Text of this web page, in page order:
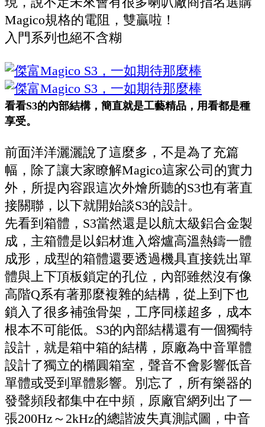
Magico規格的電阻，雙贏啦！
入門系列也絕不含糊
看看S3的內部結構，簡直就是工藝精品，用看都是種
享受。
前面洋洋灑灑說了這麼多，不是為了充篇
幅，除了讓大家瞭解Magico這家公司的實力
外，所提內容跟這次外燴所聽的S3也有著直
接關聯，以下就開始談S3的設計。
先看到箱體， S3當然還是以航太級鋁合金製
成，主箱體是以鋁材進入熔爐高溫熱鑄一體
成形，成型的箱體還要透過機具直接銑出單
體與上下頂板鎖定的孔位，內部雖然沒有像
高階Q系有著那麼複雜的結構，從上到下也
鎖入了很多補強骨架，工序同樣超多，成本
根本不可能低。 S3的內部結構還有一個獨特
設計，就是箱中箱的結構，原廠為中音單體
設計了獨立的橢圓箱室，聲音不會影響低音
單體或受到單體影響。別忘了，所有樂器的
發聲頻段都集中在中頻，原廠官網列出了一
張200Hz ～ 2kHz的總諧波失真測試圖，中音